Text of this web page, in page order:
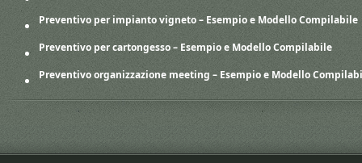
Preventivo per impianto vigneto​ – Esempio e Modello Compilabile
Preventivo per cartongesso​ – Esempio e Modello Compilabile
Preventivo organizzazione meeting​ – Esempio e Modello